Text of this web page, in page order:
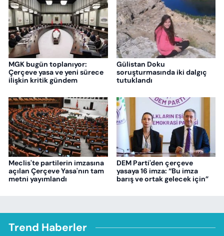
MGK bugün toplanıyor:
Çerçeve yasa ve yeni sürece
ilişkin kritik gündem
Gülistan Doku
soruşturmasında iki dalgıç
tutuklandı
Meclis'te partilerin imzasına
açılan Çerçeve Yasa'nın tam
metni yayımlandı
DEM Parti'den çerçeve
yasaya 16 imza: “Bu imza
barış ve ortak gelecek için”
Trend Haberler